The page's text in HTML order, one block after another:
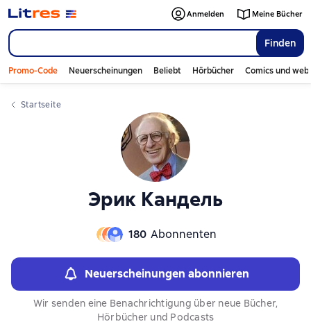
Finden
Anmelden Meine Bücher
Promo-Code Neuerscheinungen Beliebt Hörbücher Comics und
Startseite
Эрик Кандель
180 Abonnenten
Neuerscheinungen abonnieren
Wir senden eine Benachrichtigung über neue Bücher,
Hörbücher und Podcasts